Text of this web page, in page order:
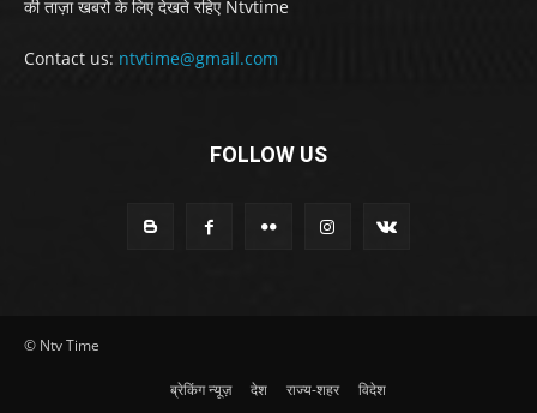
की ताज़ा खबरो के लिए देखते रहिए Ntvtime
Contact us: ntvtime@gmail.com
FOLLOW US
© Ntv Time
ब्रेकिंग न्यूज़ देश राज्य-शहर विदेश